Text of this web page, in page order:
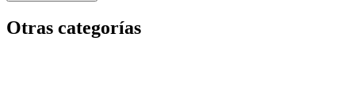
Otras categorías